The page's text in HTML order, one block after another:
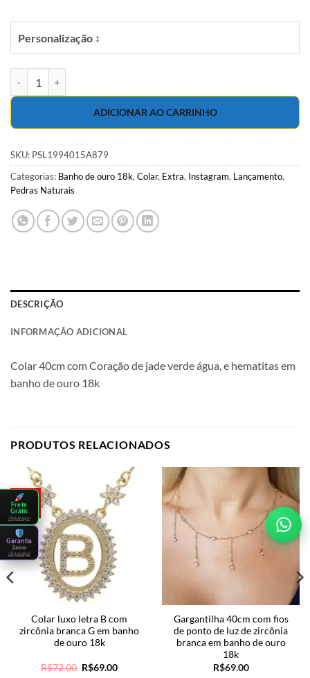
Personalização ↕
ADICIONAR AO CARRINHO
SKU: PSL1994015A879
Categorias: Banho de ouro 18k, Colar, Extra, Instagram, Lançamento,
Pedras Naturais
DESCRIÇÃO
INFORMAÇÃO ADICIONAL
Colar 40cm com Coração de jade verde água, e hematitas em
banho de ouro 18k
PRODUTOS RELACIONADOS
-4%
Colar luxo letra B com
zircônia branca G em banho
de ouro 18k
R$72.00 O
R$69.00O
Gargantilha 40cm com fios
de ponto de luz de zircônia
branca em banho de ouro
18k
R$69.00
Frete
Grátis
clique aqui
Garantia
3 anos
clique aqui